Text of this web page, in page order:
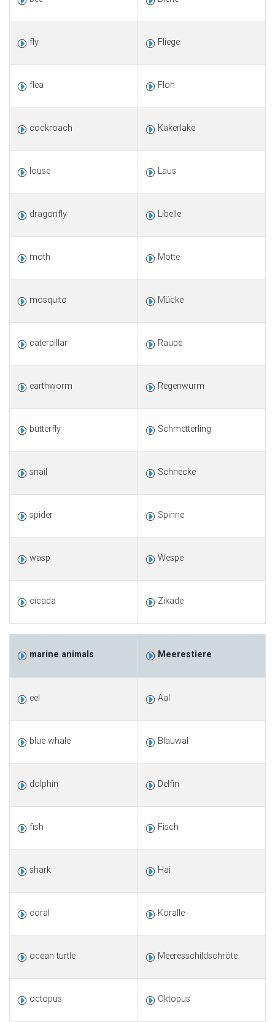
fly Fliege
flea Floh
cockroach Kakerlake
louse Laus
dragonfly Libelle
moth Motte
mosquito Mücke
caterpillar Raupe
earthworm Regenwurm
butterfly Schmetterling
snail Schnecke
spider Spinne
wasp Wespe
cicada Zikade
marine animals Meerestiere
eel Aal
blue whale Blauwal
dolphin Delfin
fish Fisch
shark Hai
coral Koralle
ocean turtle Meeresschildschröte
octopus Oktopus